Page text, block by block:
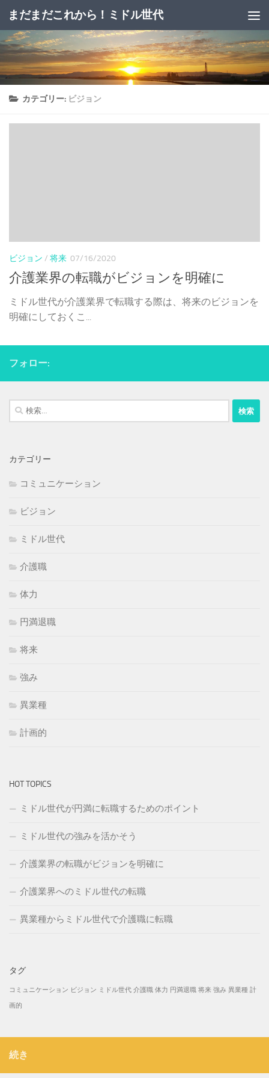
コンテンツへスキップ
まだまだこれから！ミドル世代
カテゴリー: ビジョン
ビジョン / 将来 07/16/2020
介護業界の転職がビジョンを明確に
ミドル世代が介護業界で転職する際は、将来のビジョンを
明確にしておくこ...
フォロー:
検
索:
カテゴリー
コミュニケーション
ビジョン
ミドル世代
介護職
体力
円満退職
将来
強み
異業種
計画的
HOT TOPICS
ミドル世代が円満に転職するためのポイント
ミドル世代の強みを活かそう
介護業界の転職がビジョンを明確に
介護業界へのミドル世代の転職
異業種からミドル世代で介護職に転職
タグ
コミュニケーション ビジョン ミドル世代 介護職 体力 円満退職 将来 強み 異業種 計
画的
続き